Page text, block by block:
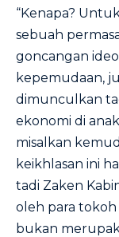
“Kenapa?
sebuah
goncangan
kepemudaan,
dimunculkan
ekonomi di
misalkan
keikhlasan ini
tadi Zaken
oleh para
bukan